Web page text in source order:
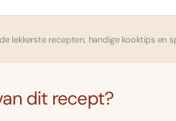
lekkerste recepten, handige kooktips en
dit recept?